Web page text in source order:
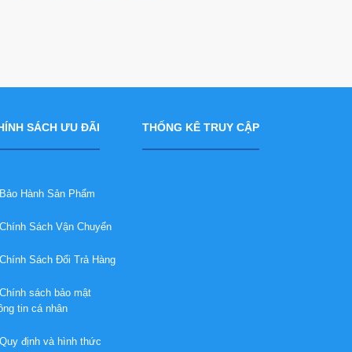
SÁCH ƯU ĐÃI
Hành Sản Phẩm
Sách Vận Chuyển
Sách Đổi Trả Hàng
sách bảo mật
tin cá nhân
định và hình thức
THỐNG KÊ TRUY CẬP